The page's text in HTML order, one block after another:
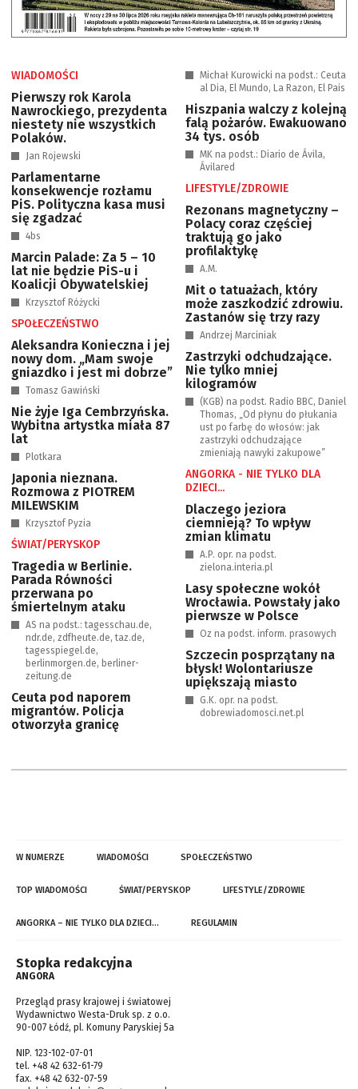
WIADOMOŚCI
Pierwszy rok Karola
Nawrockiego, prezydenta
niestety nie wszystkich
Polaków.
Jan Rojewski
Parlamentarne
konsekwencje rozłamu
PiS. Polityczna kasa musi
się zgadzać
4bs
Marcin Palade: Za 5 – 10
lat nie będzie PiS-u i
Koalicji Obywatelskiej
Krzysztof Różycki
SPOŁECZEŃSTWO
Aleksandra Konieczna i jej
nowy dom. „Mam swoje
gniazdko i jest mi dobrze”
Tomasz Gawiński
Nie żyje Iga Cembrzyńska.
Wybitna artystka miała 87
lat
Plotkara
Japonia nieznana.
Rozmowa z PIOTREM
MILEWSKIM
Krzysztof Pyzia
ŚWIAT/PERYSKOP
Tragedia w Berlinie.
Parada Równości
przerwana po
śmiertelnym ataku
AS na podst.: tagesschau.de,
ndr.de, zdfheute.de, taz.de,
tagesspiegel.de,
berlinmorgen.de, berliner-
zeitung.de
Ceuta pod naporem
migrantów. Policja
otworzyła granicę
Michał Kurowicki na podst.: Ceuta
al Dia, El Mundo, La Razon, El Pais
Hiszpania walczy z kolejną
falą pożarów. Ewakuowano
34 tys. osób
MK na podst.: Diario de Ávila,
Ávilared
LIFESTYLE/ZDROWIE
Rezonans magnetyczny –
Polacy coraz częściej
traktują go jako
profilaktykę
A.M.
Mit o tatuażach, który
może zaszkodzić zdrowiu.
Zastanów się trzy razy
Andrzej Marciniak
Zastrzyki odchudzające.
Nie tylko mniej
kilogramów
(KGB) na podst. Radio BBC, Daniel
Thomas, „Od płynu do płukania
ust po farbę do włosów: jak
zastrzyki odchudzające
zmieniają nawyki zakupowe”
ANGORKA - NIE TYLKO DLA
DZIECI...
Dlaczego jeziora
ciemnieją? To wpływ
zmian klimatu
A.P. opr. na podst.
zielona.interia.pl
Lasy społeczne wokół
Wrocławia. Powstały jako
pierwsze w Polsce
Oz na podst. inform. prasowych
Szczecin posprzątany na
błysk! Wolontariusze
upiększają miasto
G.K. opr. na podst.
dobrewiadomosci.net.pl
W NUMERZE WIADOMOŚCI SPOŁECZEŃSTWO
TOP WIADOMOŚCI ŚWIAT/PERYSKOP LIFESTYLE/ZDROWIE
ANGORKA – NIE TYLKO DLA DZIECI… REGULAMIN
Stopka redakcyjna
ANGORA
Przegląd prasy krajowej i światowej
Wydawnictwo Westa-Druk sp. z o.o.
90-007 Łódź, pl. Komuny Paryskiej 5a
NIP. 123-102-07-01
tel. +48 42 632-61-79
fax. +48 42 632-07-59